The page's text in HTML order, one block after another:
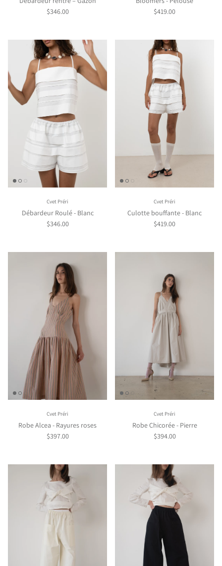
$346.00
$419.00
Cvet Préri
Débardeur Roulé - Blanc
$346.00
Cvet Préri
Culotte bouffante - Blanc
$419.00
Cvet Préri
Robe Alcea - Rayures roses
$397.00
Cvet Préri
Robe Chicorée - Pierre
$394.00